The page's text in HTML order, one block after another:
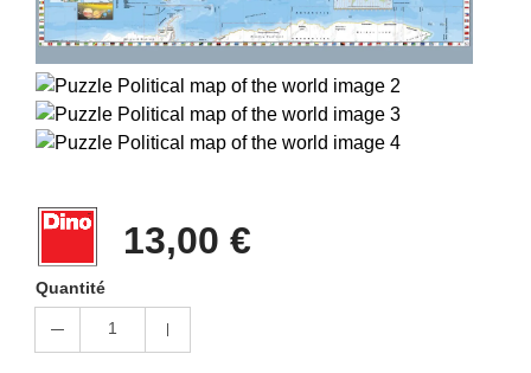
13,00 €
Quantité
1